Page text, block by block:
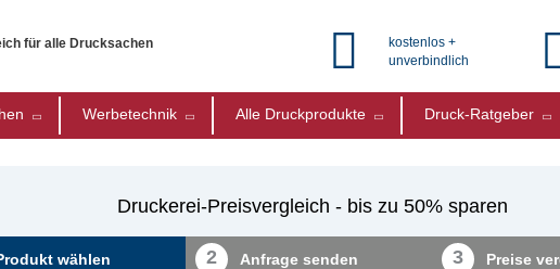
für alle Drucksachen
kostenlos +
unverbindlich
Werbetechnik Alle Druckprodukte Druck-Ratgeber
Druckerei-Preisvergleich - bis zu 50% sparen
wählen 2 Anfrage senden 3 Preise